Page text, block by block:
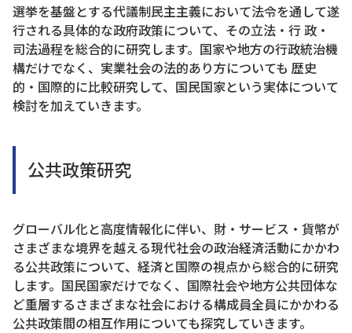
選挙を基盤とする代議制民主主義において法令を通して遂
行される具体的な政府政策について、その立法・行 政・
司法過程を総合的に研究します。国家や地方の行政統治機
構だけでなく、実業社会の法的あり方についても 歴史
的・国際的に比較研究して、国民国家という実体について
検討を加えていきます。
公共政策研究
グローバル化と高度情報化に伴い、財・サービス・貨幣が
さまざまな境界を越える現代社会の政治経済活動にかかわ
る公共政策について、経済と国際の視点から総合的に研究
します。国民国家だけでなく、国際社会や地方公共団体な
ど重層するさまざまな社会における構成員全員にかかわる
公共政策間の相互作用についても探究していきます。